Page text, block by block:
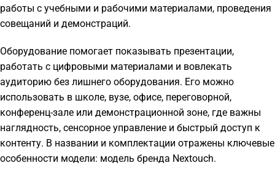
работы с учебными и рабочими материалами, проведения
совещаний и демонстраций.
Оборудование помогает показывать презентации,
работать с цифровыми материалами и вовлекать
аудиторию без лишнего оборудования. Его можно
использовать в школе, вузе, офисе, переговорной,
конференц-зале или демонстрационной зоне, где важны
наглядность, сенсорное управление и быстрый доступ к
контенту. В названии и комплектации отражены ключевые
особенности модели: модель бренда Nextouch.